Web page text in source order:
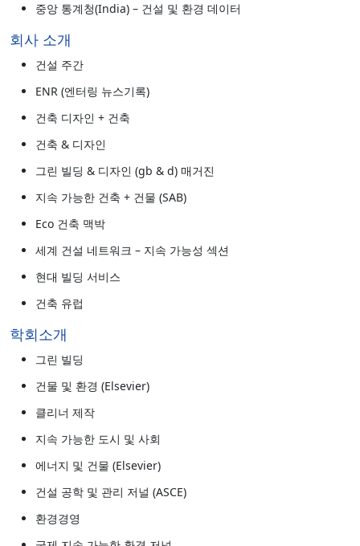
중앙 통계청(India) – 건설 및 환경 데이터
회사 소개
건설 주간
ENR (엔터링 뉴스기록)
건축 디자인 + 건축
건축 & 디자인
그린 빌딩 & 디자인 (gb & d) 매거진
지속 가능한 건축 + 건물 (SAB)
Eco 건축 맥박
세계 건설 네트워크 – 지속 가능성 섹션
현대 빌딩 서비스
건축 유럽
학회소개
그린 빌딩
건물 및 환경 (Elsevier)
클리너 제작
지속 가능한 도시 및 사회
에너지 및 건물 (Elsevier)
건설 공학 및 관리 저널 (ASCE)
환경경영